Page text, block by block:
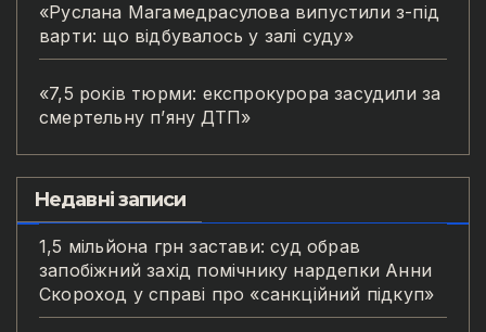
«Руслана Магамедрасулова випустили з-під
варти: що відбувалось у залі суду»
«7,5 років тюрми: експрокурора засудили за
смертельну п’яну ДТП»
Недавні записи
1,5 мільйона грн застави: суд обрав
запобіжний захід помічнику нардепки Анни
Скороход у справі про «санкційний підкуп»